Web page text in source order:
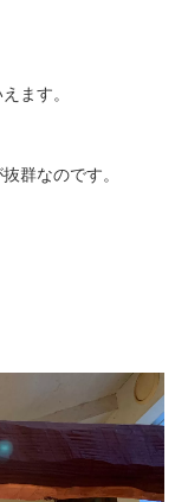
ます。
群なのです。